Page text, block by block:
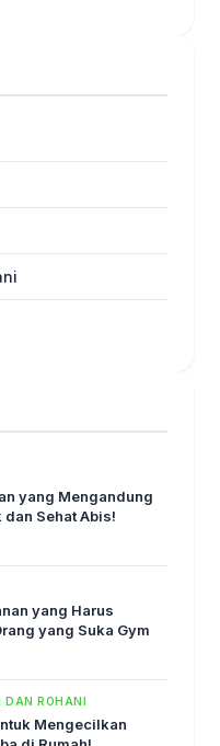
yang Mengandung
dan Sehat Abis!
yang Harus
yang Suka Gym
DAN ROHANI
Mengecilkan